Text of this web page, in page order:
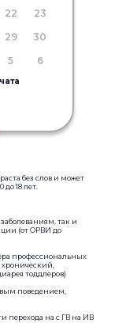
22
23
29
30
5 6
без слов и может
18 лет.
так и
(от ОРВИ до
профессиональных
тоддлеров)
поведением,
перехода на с ГВ на ИВ